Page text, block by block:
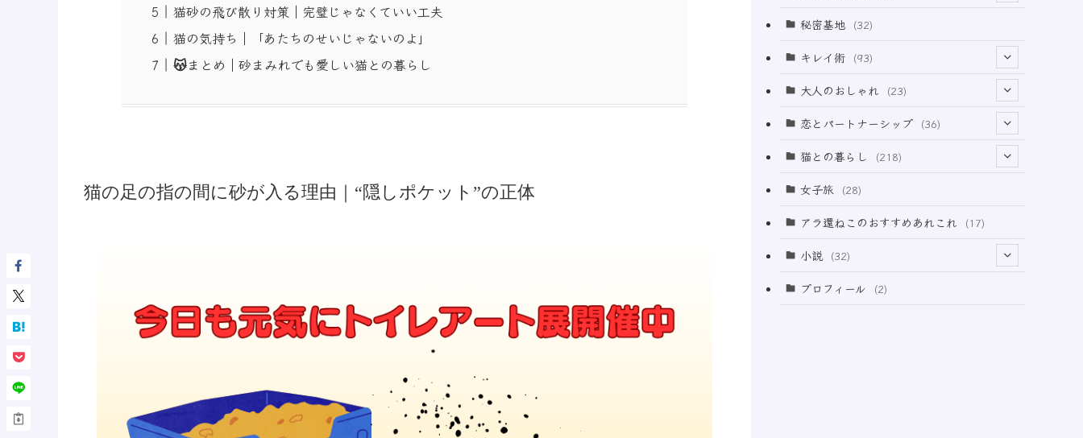
猫砂の飛び散り対策｜完璧じゃなくていい工夫
猫の気持ち｜「あたちのせいじゃないのよ」
😽まとめ｜砂まみれでも愛しい猫との暮らし
猫の足の指の間に砂が入る理由｜“隠しポケット”の正体
(69)
(18)
秘密基地 (32)
キレイ術 (93)
(32)
(49)
大人のおしゃれ (23)
(21)
(2)
恋とパートナーシップ (36)
(33)
(3)
猫との暮らし (218)
(21)
(49)
(73)
女子旅 (28)
アラ還ねこのおすすめあれこれ (17)
小説 (32)
プロフィール (2)